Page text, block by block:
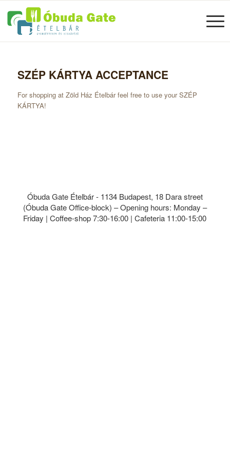
SZÉP KÁRTYA ACCEPTANCE
For shopping at Zöld Ház Ételbár feel free to use your SZÉP
KÁRTYA!
Óbuda Gate Ételbár - 1134 Budapest, 18 Dara street
(Óbuda Gate Office-block) – Opening hours: Monday –
Friday | Coffee-shop 7:30-16:00 | Cafeteria 11:00-15:00